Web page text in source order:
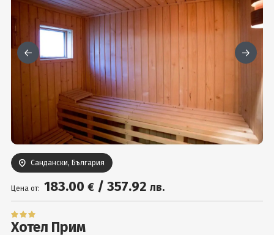
Празници
Турция
Гърция
Вход
Сандански, България
Цена от: 183.00 € / 357.92 лв.
Хотел Прим